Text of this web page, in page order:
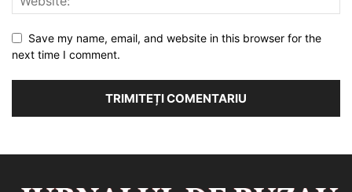
Save my name, email, and website in this browser for the
next time I comment.